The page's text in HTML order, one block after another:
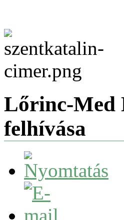
Lőrinc-Med
felhívása